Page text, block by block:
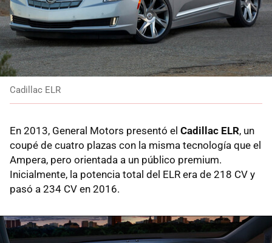
Cadillac ELR
En 2013, General Motors presentó el Cadillac ELR, un
coupé de cuatro plazas con la misma tecnología que el
Ampera, pero orientada a un público premium.
Inicialmente, la potencia total del ELR era de 218 CV y
pasó a 234 CV en 2016.